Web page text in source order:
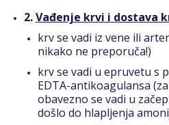
2.Vađenje krvi i dostava
krv se vadi iz vene ili
nikako ne preporuča!)
krv se vadi u epruvetu s
EDTA-antikoagulansa
obavezno se vadi u
došlo do hlapljenja